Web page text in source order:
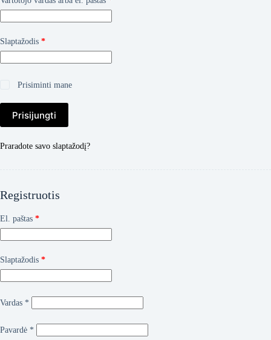
Slaptažodis *Privalomas
Prisiminti mane
Prisijungti
Praradote savo slaptažodį?
Registruotis
El. paštas *Privalomas
Slaptažodis *Privalomas
Vardas *
Pavardė *